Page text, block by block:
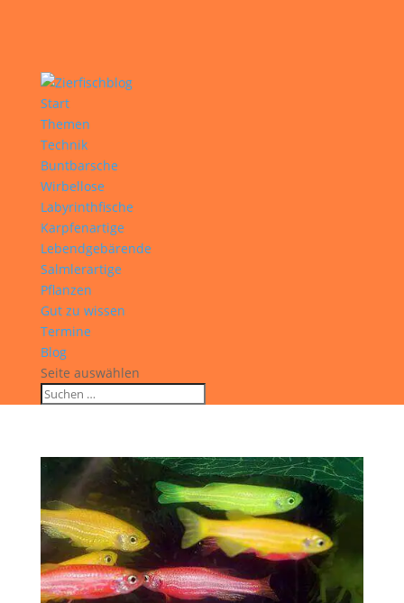
Start
Themen
Technik
Buntbarsche
Wirbellose
Labyrinthfische
Karpfenartige
Lebendgebärende
Salmlerartige
Pflanzen
Gut zu wissen
Termine
Blog
Seite auswählen